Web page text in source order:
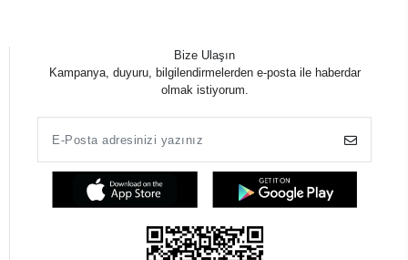
Bize Ulaşın
Kampanya, duyuru, bilgilendirmelerden e-posta ile haberdar
olmak istiyorum.